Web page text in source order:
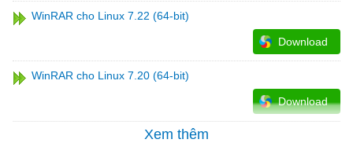
WinRAR cho Linux 7.22 (64-bit)
Download
WinRAR cho Linux 7.20 (64-bit)
Download
Xem thêm